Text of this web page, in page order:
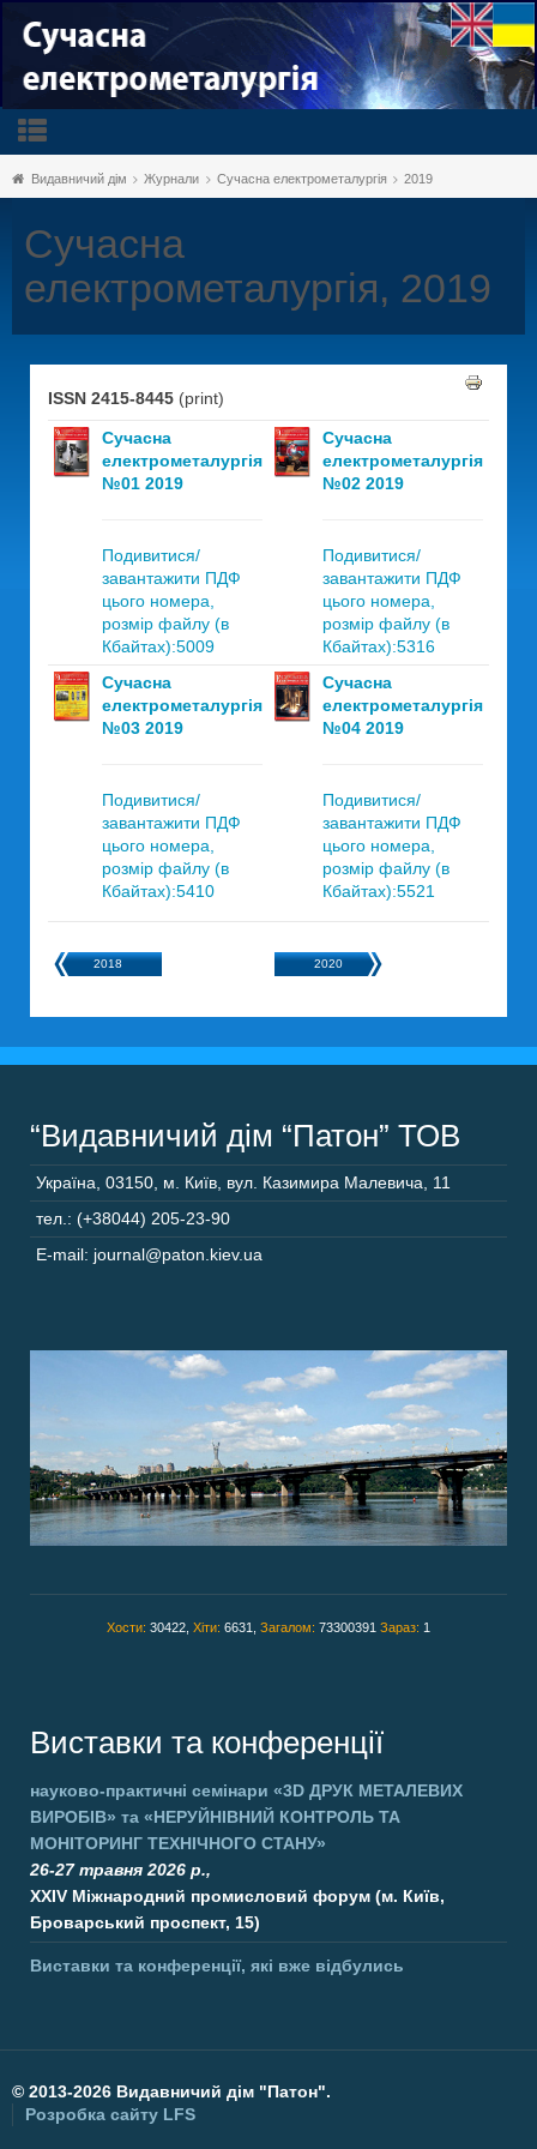
Видавничий дім Журнали Сучасна електрометалургія 2019
Сучасна
електрометалургія, 2019
ISSN 2415-8445 (print)
Сучасна
електрометалургія
№01 2019
Подивитися/
завантажити ПДФ
цього номера,
розмір файлу (в
Кбайтах):5009
Сучасна
електрометалургія
№02 2019
Подивитися/
завантажити ПДФ
цього номера,
розмір файлу (в
Кбайтах):5316
Сучасна
електрометалургія
№03 2019
Подивитися/
завантажити ПДФ
цього номера,
розмір файлу (в
Кбайтах):5410
Сучасна
електрометалургія
№04 2019
Подивитися/
завантажити ПДФ
цього номера,
розмір файлу (в
Кбайтах):5521
2018 2020
“Видавничий дім “Патон” ТОВ
Україна 03150 м. Київ, вул. Казимира Малевича, 11
тел.: (+38044) 205-23-90
E-mail: journal@paton.kiev.ua
Хости: 30422, Хіти: 6631, Загалом: 73300391 Зараз: 1
Виставки та конференції
науково-практичні семінари «3D ДРУК МЕТАЛЕВИХ
ВИРОБІВ» та «НЕРУЙНІВНИЙ КОНТРОЛЬ ТА
МОНІТОРИНГ ТЕХНІЧНОГО СТАНУ»
26-27 травня 2026 р.,
XXIV Міжнародний промисловий форум (м. Київ,
Броварський проспект, 15)
Виставки та конференції, які вже відбулись
© 2013-2026 Видавничий дім "Патон".
Розробка сайту LFS